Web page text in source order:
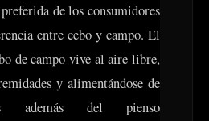
de los consumidores
entre cebo y campo. El
de campo vive al aire libre,
y alimentándose de
además del pienso